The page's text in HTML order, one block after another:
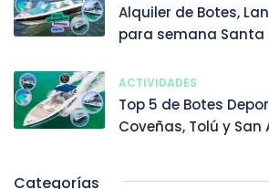
Alquiler de Botes,
para semana Santa
ACTIVIDADES
Top 5 de Botes
Coveñas, Tolú y San
Categorías